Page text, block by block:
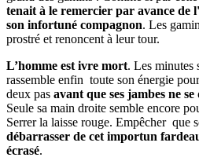
tenait à le remercier par avance de
son infortuné compagnon. Les
prostré et renoncent à leur tour.
L’homme est ivre mort. Les minutes
rassemble enfin toute son énergie
deux pas avant que ses jambes ne
Seule sa main droite semble encore
Serrer la laisse rouge. Empêcher que
débarrasser de cet importun
écrasé.